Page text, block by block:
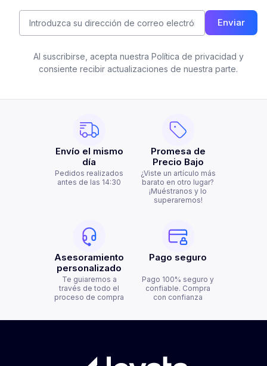
Enviar
Al suscribirse, acepta nuestra Política de privacidad y
consiente recibir actualizaciones de nuestra parte.
Envío el mismo
día
Pedidos realizados
antes de las 14:30
Promesa de
Precio Bajo
¿Viste un artículo más
barato en otro lugar?
¡Muéstranos y lo
superaremos!
Asesoramiento
personalizado
Te guiaremos a
través de todo el
proceso de compra
Pago seguro
Pago 100% seguro y
confiable. Compra
con confianza